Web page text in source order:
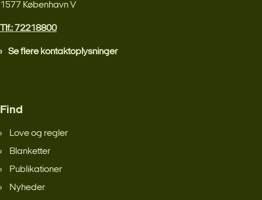
1577 København V
Tlf.: 72218800
Se flere kontaktoplysninger
Find
Love og regler
Blanketter
Publikationer
Nyheder